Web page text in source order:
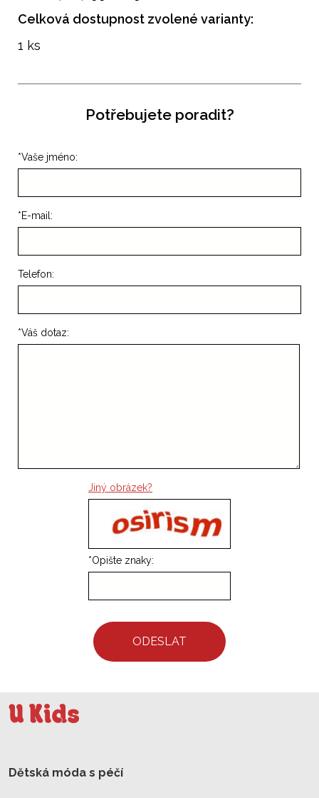
Celková dostupnost zvolené varianty:
1 ks
Potřebujete poradit?
Vaše jméno:
*
E-mail:
*
Telefon:
Váš dotaz:
*
Jiný obrázek?
Opište znaky:
*
ODESLAT
Dětská móda s péčí